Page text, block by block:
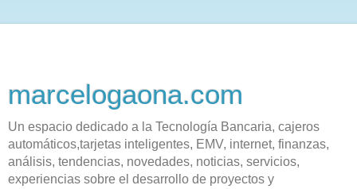
marcelogaona.com
Un espacio dedicado a la Tecnología Bancaria, cajeros
automáticos,tarjetas inteligentes, EMV, internet, finanzas,
análisis, tendencias, novedades, noticias, servicios,
experiencias sobre el desarrollo de proyectos y